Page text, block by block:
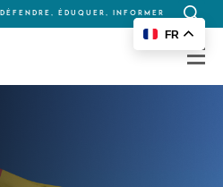
DÉFENDRE, ÉDUQUER, INFORMER
for:
FR